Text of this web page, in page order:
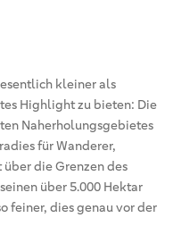
kleiner als
Highlight zu bieten: Die
Naherholungsgebietes
für Wanderer,
die Grenzen des
über 5.000 Hektar
feiner, dies genau vor der